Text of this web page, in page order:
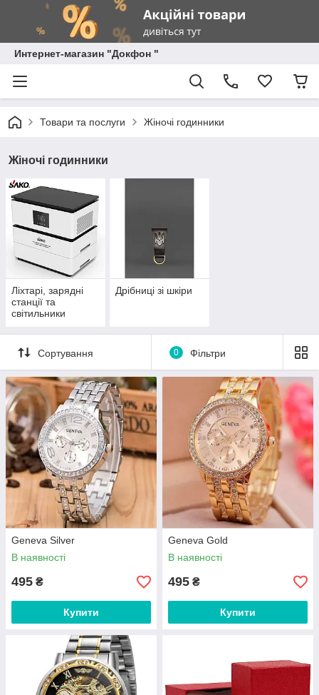
Интернет-магазин "Докфон "
Товари та послуги Жіночі годинники
Жіночі годинники
Ліхтарі, зарядні
станції та
світильники
Дрібниці зі шкіри
Сортування 0 Фільтри
Geneva Silver
В наявності
495 ₴
Купити
Geneva Gold
В наявності
495 ₴
Купити